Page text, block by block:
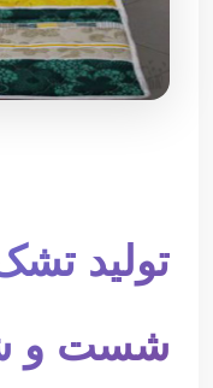
تولید
شست و